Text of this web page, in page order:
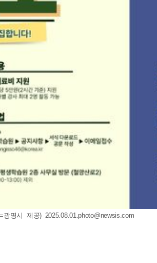
광명시 제공) 2025.08.01.photo@newsis.com